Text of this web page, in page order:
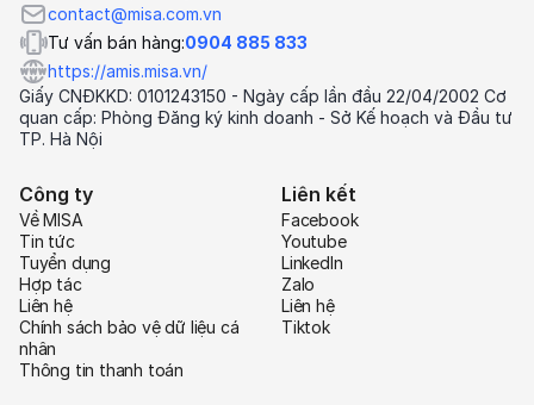
contact@misa.com.vn
Tư vấn bán hàng:0904 885 833
https://amis.misa.vn/
Giấy CNĐKKD: 0101243150 - Ngày cấp lần đầu 22/04/2002 Cơ
quan cấp: Phòng Đăng ký kinh doanh - Sở Kế hoạch và Đầu tư
TP. Hà Nội
Công ty
Về MISA
Tin tức
Tuyển dụng
Hợp tác
Liên hệ
Chính sách bảo vệ dữ liệu cá
nhân
Thông tin thanh toán
Liên kết
Facebook
Youtube
LinkedIn
Zalo
Liên hệ
Tiktok